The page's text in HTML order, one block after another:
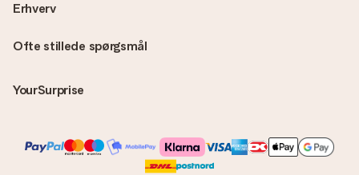
Ofte stillede spørgsmål
YourSurprise
Erhverv